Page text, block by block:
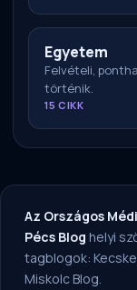
Egyetem
Felvételi,
történik.
15 CIKK
Az Országos
Pécs Blog helyi
tagblogok:
Miskolc Blog.